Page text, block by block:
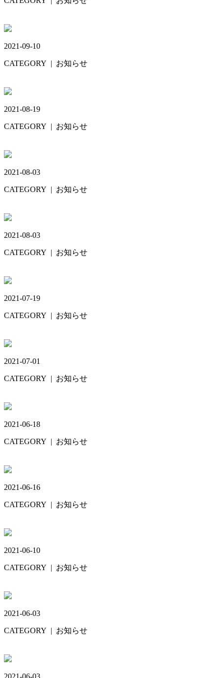
2021-09-10
CATEGORY | お知らせ
2021-08-19
CATEGORY | お知らせ
2021-08-03
CATEGORY | お知らせ
2021-08-03
CATEGORY | お知らせ
2021-07-19
CATEGORY | お知らせ
2021-07-01
CATEGORY | お知らせ
2021-06-18
CATEGORY | お知らせ
2021-06-16
CATEGORY | お知らせ
2021-06-10
CATEGORY | お知らせ
2021-06-03
CATEGORY | お知らせ
2021-06-03